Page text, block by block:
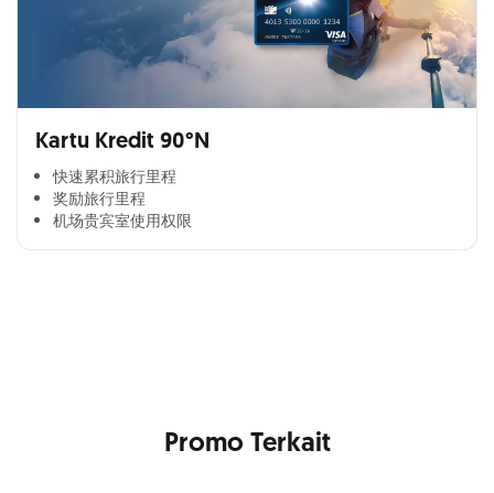
Kartu Kredit 90°N
快速累积旅行里程​
奖励旅行里程​
机场贵宾室使用权限​
Cross Selling Banner Global
Promo Terkait